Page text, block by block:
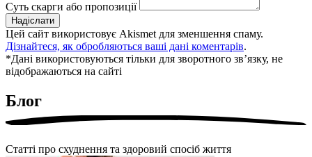
Суть скарги або пропозиції
Надіслати
Цей сайт використовує Akismet для зменшення спаму.
Дізнайтеся, як обробляються ваші дані коментарів.
*Дані використовуються тільки для зворотного звʼязку, не
відображаються на сайті
Блог
Статті про схуднення та здоровий спосіб життя